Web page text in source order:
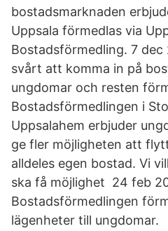
bostadsmarknaden
Uppsala förmedlas via
Bostadsförmedling. 7
svårt att komma in på
ungdomar och resten
Bostadsförmedlingen i
Uppsalahem erbjuder
ge fler möjligheten att
alldeles egen bostad. Vi
ska få möjlighet 24 feb
Bostadsförmedlingen
lägenheter till ungdomar.